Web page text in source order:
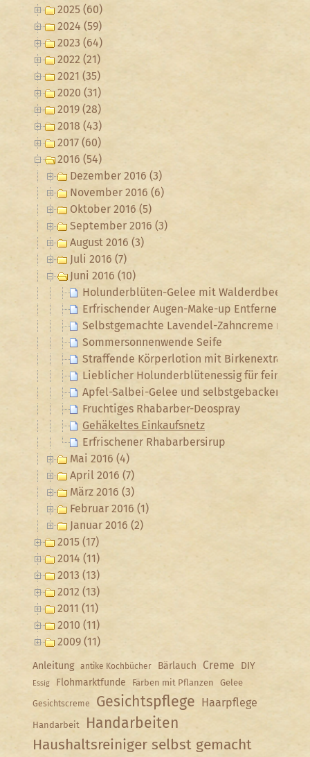
2025 (60)
2024 (59)
2023 (64)
2022 (21)
2021 (35)
2020 (31)
2019 (28)
2018 (43)
2017 (60)
2016 (54)
Dezember 2016 (3)
November 2016 (6)
Oktober 2016 (5)
September 2016 (3)
August 2016 (3)
Juli 2016 (7)
Juni 2016 (10)
Holunderblüten-Gelee mit Walderdbeeren
Erfrischender Augen-Make-up Entferner mit
Selbstgemachte Lavendel-Zahncreme mit
Sommersonnenwende Seife
Straffende Körperlotion mit Birkenextrakt
Lieblicher Holunderblütenessig für feine
Apfel-Salbei-Gelee und selbstgebackenes
Fruchtiges Rhabarber-Deospray
Gehäkeltes Einkaufsnetz
Erfrischener Rhabarbersirup
Mai 2016 (4)
April 2016 (7)
März 2016 (3)
Februar 2016 (1)
Januar 2016 (2)
2015 (17)
2014 (11)
2013 (13)
2012 (13)
2011 (11)
2010 (11)
2009 (11)
Anleitung antike Kochbücher Bärlauch Creme DIY
Essig Flohmarktfunde Färben mit Pflanzen Gelee
Gesichtscreme Gesichtspflege Haarpflege
Handarbeit
Handarbeiten
Haushaltsreiniger selbst gemacht